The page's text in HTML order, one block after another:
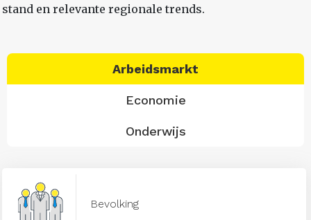
stand en relevante regionale trends.
Arbeidsmarkt
Economie
Onderwijs
Bevolking